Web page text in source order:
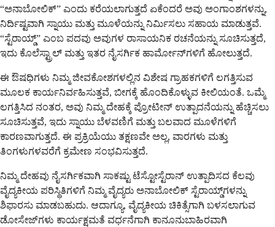
“ಅನಾಬೋಲಿಕ್” ಎಂದು ಕರೆಯಲಾಗುತ್ತದೆ ಏಕೆಂದರೆ ಅವು ಅಂಗಾಂಶಗಳನ್ನು,
ನಿರ್ದಿಷ್ಟವಾಗಿ ಸ್ನಾಯು ಮತ್ತು ಮೂಳೆಯನ್ನು ನಿರ್ಮಿಸಲು ಸಹಾಯ ಮಾಡುತ್ತವೆ.
“ಸ್ಟೆರಾಯ್ಡ್” ಎಂಬ ಪದವು ಅವುಗಳ ರಾಸಾಯನಿಕ ರಚನೆಯನ್ನು ಸೂಚಿಸುತ್ತದೆ,
ಇದು ಕೊಲೆಸ್ಟ್ರಾಲ್ ಮತ್ತು ಇತರ ನೈಸರ್ಗಿಕ ಹಾರ್ಮೋನ್‌ಗಳಿಗೆ ಹೋಲುತ್ತದೆ.
ಈ ಔಷಧಿಗಳು ನಿಮ್ಮ ಜೀವಕೋಶಗಳಲ್ಲಿನ ವಿಶೇಷ ಗ್ರಾಹಕಗಳಿಗೆ ಲಗತ್ತಿಸುವ
ಮೂಲಕ ಕಾರ್ಯನಿರ್ವಹಿಸುತ್ತವೆ, ಬೀಗಕ್ಕೆ ಹೊಂದಿಕೊಳ್ಳುವ ಕೀಲಿಯಂತೆ. ಒಮ್ಮೆ
ಲಗತ್ತಿಸಿದ ನಂತರ, ಅವು ನಿಮ್ಮ ದೇಹಕ್ಕೆ ಪ್ರೋಟೀನ್ ಉತ್ಪಾದನೆಯನ್ನು ಹೆಚ್ಚಿಸಲು
ಸೂಚಿಸುತ್ತವೆ, ಇದು ಸ್ನಾಯು ಬೆಳವಣಿಗೆ ಮತ್ತು ಬಲವಾದ ಮೂಳೆಗಳಿಗೆ
ಕಾರಣವಾಗುತ್ತದೆ. ಈ ಪ್ರಕ್ರಿಯೆಯು ತಕ್ಷಣವೇ ಅಲ್ಲ, ವಾರಗಳು ಮತ್ತು
ತಿಂಗಳುಗಳವರೆಗೆ ಕ್ರಮೇಣ ಸಂಭವಿಸುತ್ತದೆ.
ನಿಮ್ಮ ದೇಹವು ನೈಸರ್ಗಿಕವಾಗಿ ಸಾಕಷ್ಟು ಟೆಸ್ಟೋಸ್ಟೆರಾನ್ ಉತ್ಪಾದಿಸದ ಕೆಲವು
ವೈದ್ಯಕೀಯ ಪರಿಸ್ಥಿತಿಗಳಿಗೆ ನಿಮ್ಮ ವೈದ್ಯರು ಅನಾಬೋಲಿಕ್ ಸ್ಟೆರಾಯ್ಡ್‌ಗಳನ್ನು
ಶಿಫಾರಸು ಮಾಡಬಹುದು. ಆದಾಗ್ಯೂ, ವೈದ್ಯಕೀಯ ಚಿಕಿತ್ಸೆಗಾಗಿ ಬಳಸಲಾಗುವ
ಡೋಸೇಜ್‌ಗಳು ಕಾರ್ಯಕ್ಷಮತೆ ವರ್ಧನೆಗಾಗಿ ಕಾನೂನುಬಾಹಿರವಾಗಿ